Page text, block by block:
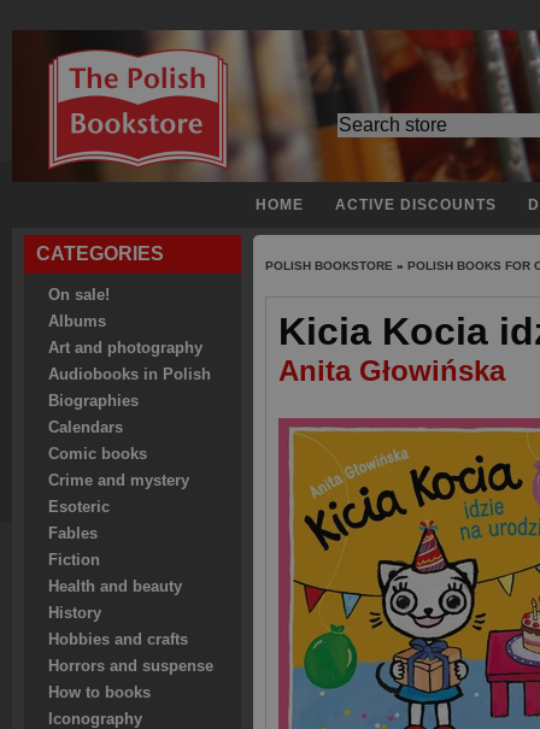
HOME ACTIVE DISCOUNTS
CATEGORIES
On sale!
Albums
Art and photography
Audiobooks in Polish
Biographies
Calendars
Comic books
Crime and mystery
Esoteric
Fables
Fiction
Health and beauty
History
Hobbies and crafts
Horrors and suspense
How to books
Iconography
POLISH BOOKSTORE » POLISH BOOKS FOR
Kicia Kocia
Anita Głowińska